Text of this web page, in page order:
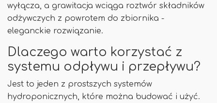
wyłącza, a grawitacja wciąga roztwór składników
odżywczych z powrotem do zbiornika -
eleganckie rozwiązanie.
Dlaczego warto korzystać z
systemu odpływu i przepływu?
Jest to jeden z prostszych systemów
hydroponicznych, które można budować i użyć.